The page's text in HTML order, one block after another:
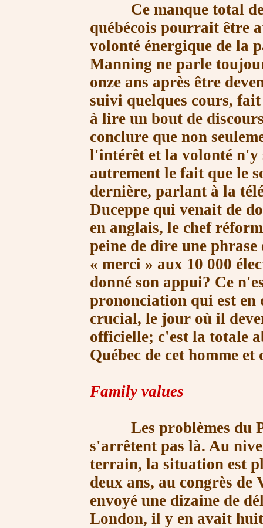
Ce manque total de
québécois pourrait être
volonté énergique de la
Manning ne parle
onze ans après être
suivi quelques cours,
à lire un bout de
conclure que non
l'intérêt et la volonté n'y
autrement le fait que le
dernière, parlant à la
Duceppe qui venait de
en anglais, le chef
peine de dire une
« merci » aux 10 000
donné son appui? Ce
prononciation qui est en
crucial, le jour où il
officielle; c'est la totale
Québec de cet homme
Family values
Les problèmes du
s'arrêtent pas là. Au
terrain, la situation est
deux ans, au congrès de
envoyé une dizaine de
London, il y en avait